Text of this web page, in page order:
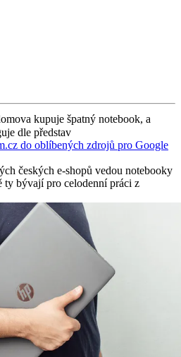
kupuje špatný notebook, a
dle představ
do oblíbených zdrojů pro Google
českých e-shopů vedou notebooky
ty bývají pro celodenní práci z